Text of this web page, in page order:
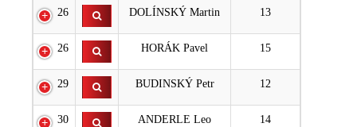
26 DOLÍNSKÝ Martin 13
26 HORÁK Pavel 15
29 BUDINSKÝ Petr 12
30 ANDERLE Leo 14